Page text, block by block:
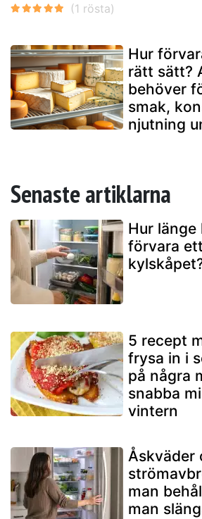
Hur
rätt sätt?
behöver
smak,
njutning
Senaste artiklarna
Hur länge
förvara
5 recept
frysa in i
på några
snabba
vintern
Åskväder
man
man